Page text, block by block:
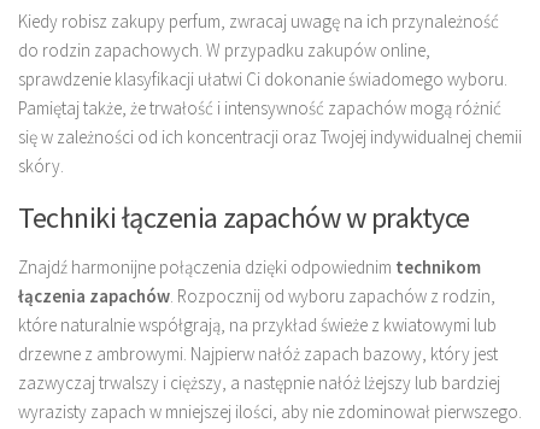
Kiedy robisz zakupy perfum, zwracaj uwagę na ich przynależność
do rodzin zapachowych. W przypadku zakupów online,
sprawdzenie klasyfikacji ułatwi Ci dokonanie świadomego wyboru.
Pamiętaj także, że trwałość i intensywność zapachów mogą różnić
się w zależności od ich koncentracji oraz Twojej indywidualnej chemii
skóry.
Techniki łączenia zapachów w praktyce
Znajdź harmonijne połączenia dzięki odpowiednim technikom
łączenia zapachów. Rozpocznij od wyboru zapachów z rodzin,
które naturalnie współgrają, na przykład świeże z kwiatowymi lub
drzewne z ambrowymi. Najpierw nałóż zapach bazowy, który jest
zazwyczaj trwalszy i cięższy, a następnie nałóż lżejszy lub bardziej
wyrazisty zapach w mniejszej ilości, aby nie zdominował pierwszego.